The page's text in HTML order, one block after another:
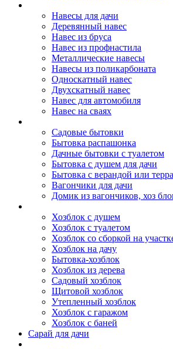
Навесы для дачи
Деревянный навес
Навес из бруса
Навес из профнастила
Металлические навесы
Навесы из поликарбоната
Односкатный навес
Двухскатный навес
Навес для автомобиля
Навес на сваях
Садовые бытовки
Бытовка распашонка
Дачные бытовки с туалетом
Бытовка с душем для дачи
Бытовка с верандой или
Вагончики для дачи
Домик из вагончиков, хоз
Хозблок с душем
Хозблок с туалетом
Хозблок со сборкой на
Хозблок на дачу
Бытовка-хозблок
Хозблок из дерева
Садовый хозблок
Щитовой хозблок
Утепленный хозблок
Хозблок с гаражом
Хозблок с баней
Сарай для дачи